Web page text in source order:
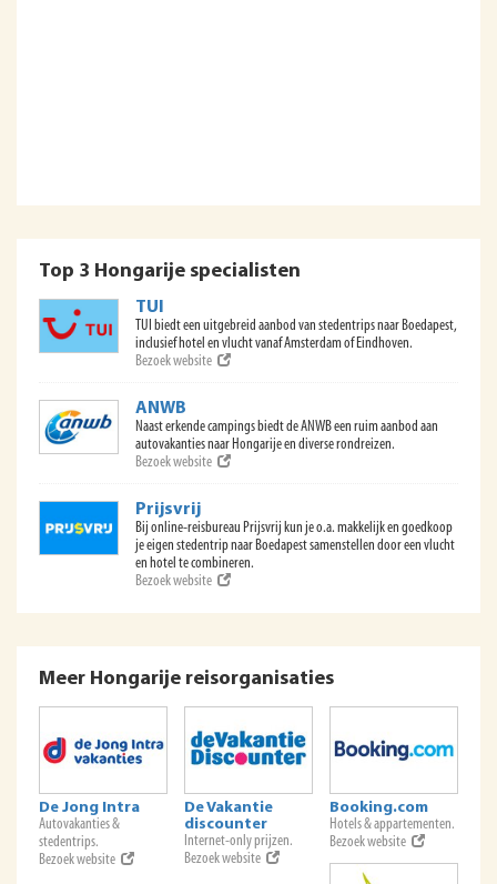
Top 3 Hongarije specialisten
TUI
TUI biedt een uitgebreid aanbod van stedentrips naar Boedapest,
inclusief hotel en vlucht vanaf Amsterdam of Eindhoven.
Bezoek website
ANWB
Naast erkende campings biedt de ANWB een ruim aanbod aan
autovakanties naar Hongarije en diverse rondreizen.
Bezoek website
Prijsvrij
Bij online-reisbureau Prijsvrij kun je o.a. makkelijk en goedkoop
je eigen stedentrip naar Boedapest samenstellen door een vlucht
en hotel te combineren.
Bezoek website
Meer Hongarije reisorganisaties
De Jong Intra
Autovakanties &
stedentrips.
Bezoek website
De Vakantie
discounter
Internet-only prijzen.
Bezoek website
Booking.com
Hotels & appartementen.
Bezoek website